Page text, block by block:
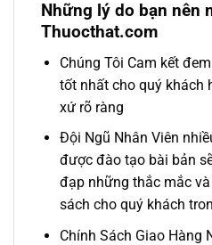
Những lý do bạn nên
Thuocthat.com
Chúng Tôi Cam kết
tốt nhất cho quý khách
xứ rõ ràng
Đội Ngũ Nhân Viên
được đào tạo bài bản
đạp những thắc mắc
sách cho quý khách
Chính Sách Giao Hàng